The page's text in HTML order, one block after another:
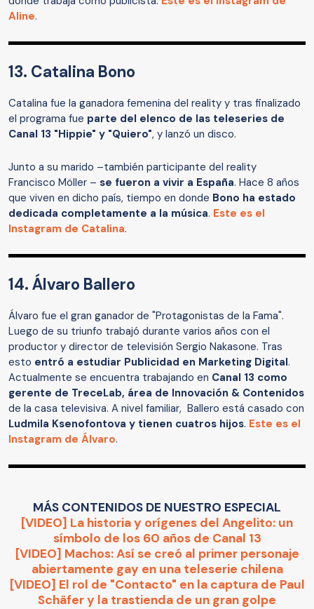
Aline.
13. Catalina Bono
Catalina fue la ganadora femenina del reality y tras finalizado
el programa fue parte del elenco de las teleseries de
Canal 13 "Hippie" y "Quiero", y lanzó un disco.
Junto a su marido –también participante del reality
Francisco Möller – se fueron a vivir a España. Hace 8 años
que viven en dicho país, tiempo en donde Bono ha estado
dedicada completamente a la música. Este es el
Instagram de Catalina.
14. Álvaro Ballero
Álvaro fue el gran ganador de "Protagonistas de la Fama".
Luego de su triunfo trabajó durante varios años con el
productor y director de televisión Sergio Nakasone. Tras
esto entró a estudiar Publicidad en Marketing Digital.
Actualmente se encuentra trabajando en Canal 13 como
gerente de TreceLab, área de Innovación & Contenidos
de la casa televisiva. A nivel familiar, Ballero está casado con
Ludmila Ksenofontova y tienen cuatros hijos. Este es el
Instagram de Álvaro.
MÁS CONTENIDOS DE NUESTRO ESPECIAL
[VIDEO] La historia y orígenes del Angelito: un
símbolo de los 60 años de Canal 13
[VIDEO] Machos: Así se creó al primer personaje
abiertamente gay en una teleserie chilena
[VIDEO] El rol de "Contacto" en la captura de Paul
Schäfer y la trastienda de un gran golpe